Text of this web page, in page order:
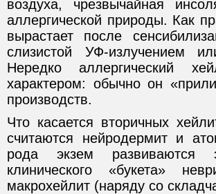
воздуха, чрезвычайная
аллергической природы. Как
вырастает после
слизистой УФ-излучением
Нередко аллергический
характером: обычно он
производств.
Что касается вторичных
считаются нейродермит и
рода экзем развиваются
клинического «букета»
макрохейлит (наряду со